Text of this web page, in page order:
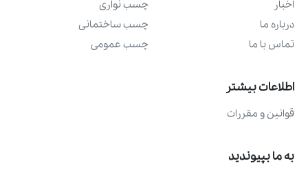
اخبار
درباره ما
تماس با ما
چسب نواری
چسب ساختمانی
چسب عمومی
اطلاعات بیشتر
قوانین و مقررات
به ما بپیوندید